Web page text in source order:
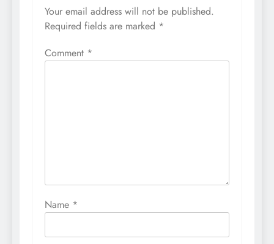
Your email address will not be published.
Required fields are marked *
Comment *
Name *